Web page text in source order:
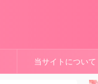
当サイトについて